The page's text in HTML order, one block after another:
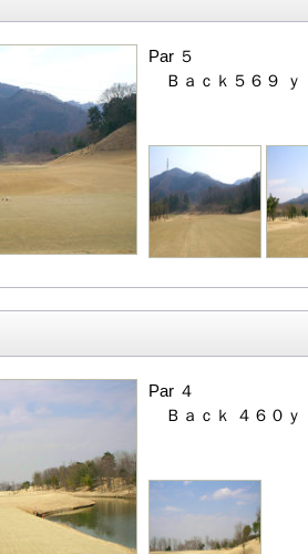
Par ５
Ｂａｃｋ５６９
Par ４
Ｂａｃｋ ４６０